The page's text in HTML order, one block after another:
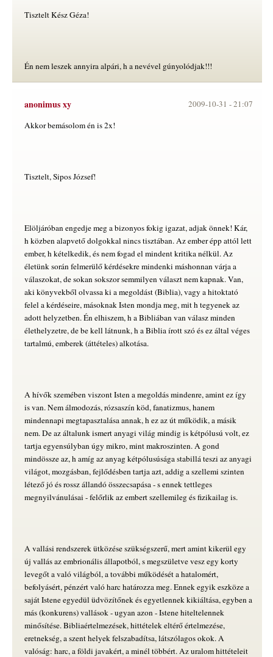
Tisztelt Kész Géza!
Én nem leszek annyira alpári, h a nevével gúnyolódjak!!!
anonimus xy 2009-10-31 -21:07
Akkor bemásolom én is 2x!
Tisztelt, Sipos József!
Elöljáróban engedje meg a bizonyos fokig igazat, adjak önnek! Kár,
h közben alapvető dolgokkal nincs tisztában. Az ember épp attól lett
ember, h kételkedik, és nem fogad el mindent kritika nélkül. Az
életünk során felmerülő kérdésekre mindenki máshonnan várja a
válaszokat, de sokan sokszor semmilyen választ nem kapnak. Van,
aki könyvekből olvassa ki a megoldást (Biblia), vagy a hitoktató
felel a kérdéseire, másoknak Isten mondja meg, mit h tegyenek az
adott helyzetben. Én elhiszem, h a Bibliában van válasz minden
élethelyzetre, de be kell látnunk, h a Biblia írott szó és ez által véges
tartalmú, emberek (áttételes) alkotása.
A hívők szemében viszont Isten a megoldás mindenre, amint ez így
is van. Nem álmodozás, rózsaszín köd, fanatizmus, hanem
mindennapi megtapasztalása annak, h ez az út működik, a másik
nem. De az általunk ismert anyagi világ mindig is kétpólusú volt, ez
tartja egyensúlyban úgy mikro, mint makroszinten. A gond
mindössze az, h amíg az anyag kétpólusúsága stabillá teszi az anyagi
világot, mozgásban, fejlődésben tartja azt, addig a szellemi szinten
létező jó és rossz állandó összecsapása - s ennek tettleges
megnyilvánulásai - felőrlik az embert szellemileg és fizikailag is.
A vallási rendszerek ütközése szükségszerű, mert amint kikerül egy
új vallás az embrionális állapotból, s megszületve vesz egy korty
levegőt a való világból, a további működését a hatalomért,
befolyásért, pénzért való harc határozza meg. Ennek egyik eszköze a
saját Istene egyedül üdvözítőnek és egyetlennek kikiáltása, egyben a
más (konkurens) vallások - ugyan azon - Istene hiteltelennek
minősítése. Bibliaértelmezések, hittételek eltérő értelmezése,
eretnekség, a szent helyek felszabadítsa, látszólagos okok. A
valóság: harc, a földi javakért, a minél többért. Az uralom hittételeit